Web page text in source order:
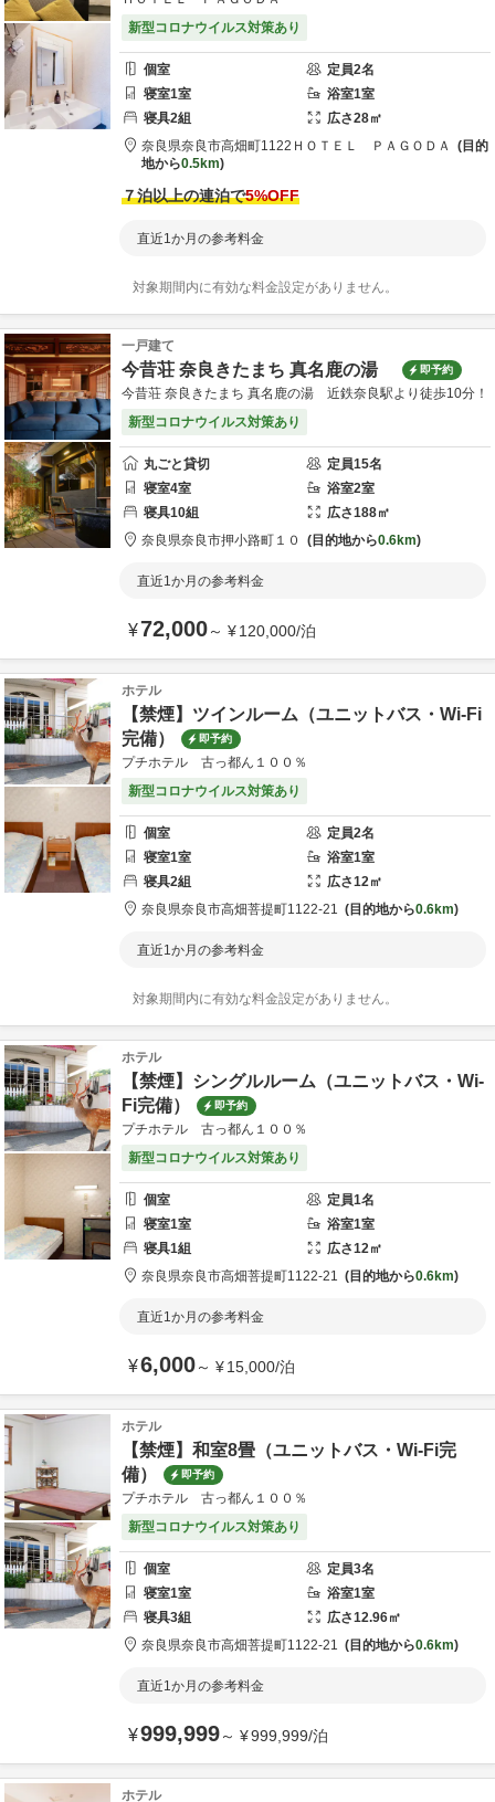
新型コロナウイルス対策あり
個室 定員2名
寝室1室 浴室1室
寝具2組 広さ28㎡
奈良県奈良市高畑町1122 ＨＯＴＥＬ ＰＡＧＯＤＡ
目的
地から0.5km
７泊以上の連泊で5%OFF
直近1か月の参考料金
対象期間内に有効な料金設定がありません。
一戸建て
今昔荘 奈良きたまち 真名鹿の湯 即予約
今昔荘 奈良きたまち 真名鹿の湯 近鉄奈良駅より徒歩10分！
新型コロナウイルス対策あり
丸ごと貸切 定員15名
寝室4室 浴室2室
寝具10組 広さ188㎡
奈良県奈良市押小路町１０ 目的地から0.6km
直近1か月の参考料金
¥72,000～ ¥120,000/泊
ホテル
【禁煙】ツインルーム（ユニットバス・Wi-Fi
完備）
即予約
プチホテル 古っ都ん１００％
新型コロナウイルス対策あり
個室 定員2名
寝室1室 浴室1室
寝具2組 広さ12㎡
奈良県奈良市高畑菩提町1122-21 目的地から0.6km
直近1か月の参考料金
対象期間内に有効な料金設定がありません。
ホテル
【禁煙】シングルルーム（ユニットバス・Wi-
Fi完備）
即予約
プチホテル 古っ都ん１００％
新型コロナウイルス対策あり
個室 定員1名
寝室1室 浴室1室
寝具1組 広さ12㎡
奈良県奈良市高畑菩提町1122-21 目的地から0.6km
直近1か月の参考料金
¥6,000～ ¥15,000/泊
ホテル
【禁煙】和室8畳（ユニットバス・Wi-Fi完
備）
即予約
プチホテル 古っ都ん１００％
新型コロナウイルス対策あり
個室 定員3名
寝室1室 浴室1室
寝具3組 広さ12.96㎡
奈良県奈良市高畑菩提町1122-21 目的地から0.6km
直近1か月の参考料金
¥999,999～ ¥999,999/泊
ホテル